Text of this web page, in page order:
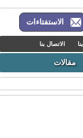
الاستفتاءات
الاتصال بنا
مقالات